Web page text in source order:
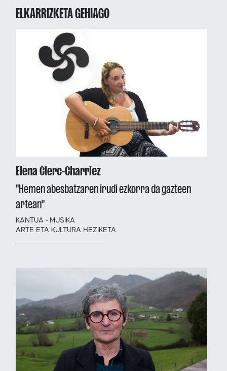
ELKARRIZKETA GEHIAGO
Elena Clerc-Charriez
"Hemen abesbatzaren irudi ezkorra da gazteen
artean"
KANTUA - MUSIKA
ARTE ETA KULTURA HEZIKETA